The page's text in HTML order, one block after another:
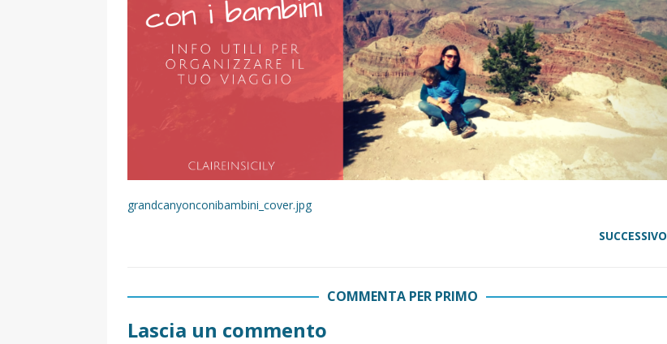
[ 2 Aprile 2025 ] Escursioni in Sicilia con bambini: itinerari imperdibili (+ consigli utili)- Parte 1
[ 17 Settembre 2023 ]
Vendemmia con i bambini in Sicilia, dove andare?
FATTORIE
Visitare la Fiumara d’Arte con i bambini, quando la natura incontra l’arte
[ 20 Marzo 2022 ] Cosa fare in Sicilia con i bambini: mare, attività e tour a prova di famiglia
VIAGGI IN SICILIA
grandcanyonconibambini_cover.jpg
SUCCESSIVO
COMMENTA PER PRIMO
Lascia un commento